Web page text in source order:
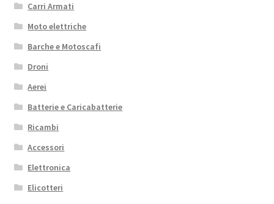
Carri Armati
Moto elettriche
Barche e Motoscafi
Droni
Aerei
Batterie e Caricabatterie
Ricambi
Accessori
Elettronica
Elicotteri